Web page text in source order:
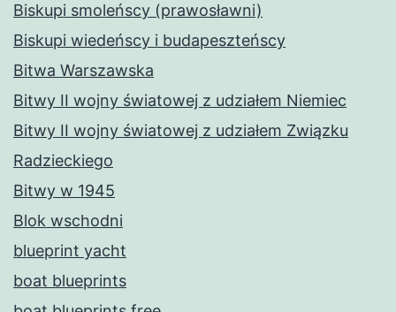
Biskupi smoleńscy (prawosławni)
Biskupi wiedeńscy i budapeszteńscy
Bitwa Warszawska
Bitwy II wojny światowej z udziałem Niemiec
Bitwy II wojny światowej z udziałem Związku
Radzieckiego
Bitwy w 1945
Blok wschodni
blueprint yacht
boat blueprints